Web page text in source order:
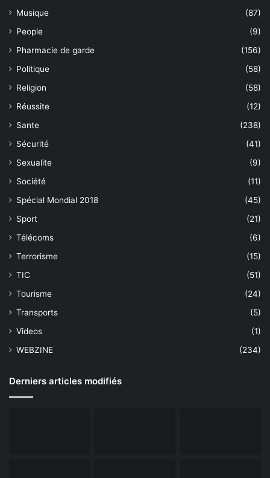
Musique
(87)
People
(9)
Pharmacie de garde
(156)
Politique
(58)
Religion
(58)
Réussite
(12)
Sante
(238)
Sécurité
(41)
Sexualite
(9)
Société
(11)
Spécial Mondial 2018
(45)
Sport
(21)
Télécoms
(6)
Terrorisme
(15)
TIC
(51)
Tourisme
(24)
Transports
(5)
Videos
(1)
WEBZINE
(234)
Derniers articles modifiés